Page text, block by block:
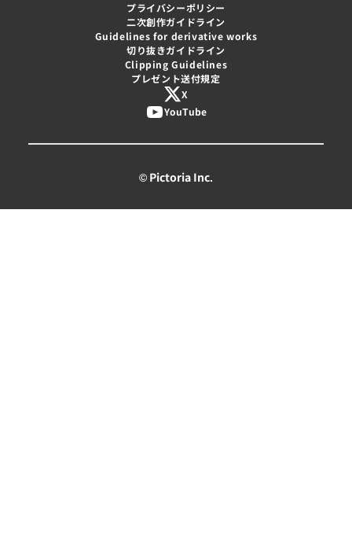
プライバシーポリシー
二次創作ガイドライン
Guidelines for derivative works
切り抜きガイドライン
Clipping Guidelines
プレゼント送付規定
X
YouTube
© Pictoria Inc.